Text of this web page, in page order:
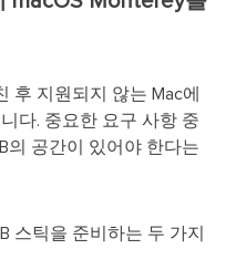
후 지원되지 않는 Mac에
다. 중요한 요구 사항 중
의 공간이 있어야 한다는
스틱을 준비하는 두 가지